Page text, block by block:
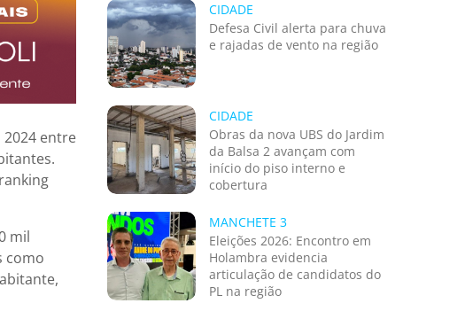
2024 entre
mil
como
CIDADE
Defesa Civil alerta para chuva
e rajadas de vento na região
CIDADE
Obras da nova UBS do Jardim
da Balsa 2 avançam com
início do piso interno e
cobertura
MANCHETE 3
Eleições 2026: Encontro em
Holambra evidencia
articulação de candidatos do
PL na região